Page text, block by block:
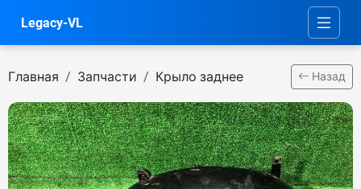
Legacy-VL
Главная Запчасти Крыло заднее Назад